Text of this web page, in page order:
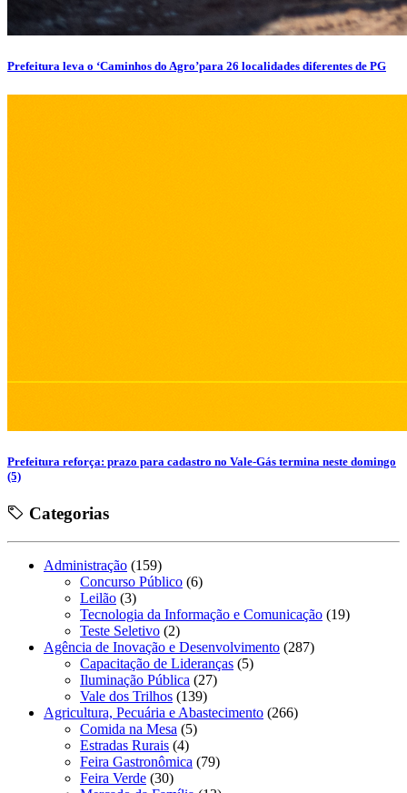
Prefeitura leva o ‘Caminhos do Agro’para 26 localidades diferentes de PG
Prefeitura reforça: prazo para cadastro no Vale-Gás termina neste domingo
(5)
Categorias
Administração (159)
Concurso Público (6)
Leilão (3)
Tecnologia da Informação e Comunicação (19)
Teste Seletivo (2)
Agência de Inovação e Desenvolvimento (287)
Capacitação de Lideranças (5)
Iluminação Pública (27)
Vale dos Trilhos (139)
Agricultura, Pecuária e Abastecimento (266)
Comida na Mesa (5)
Estradas Rurais (4)
Feira Gastronômica (79)
Feira Verde (30)